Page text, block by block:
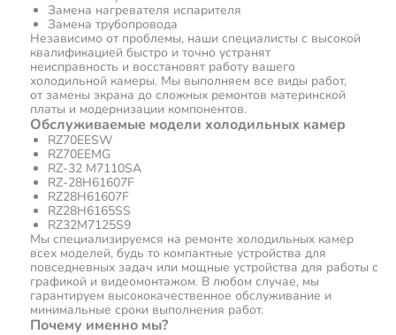
Замена нагревателя испарителя
Замена трубопровода
Независимо от проблемы, наши специалисты с высокой
квалификацией быстро и точно устранят
неисправность и восстановят работу вашего
холодильной камеры. Мы выполняем все виды работ,
от замены экрана до сложных ремонтов материнской
платы и модернизации компонентов.
Обслуживаемые модели холодильных камер
RZ70EESW
RZ70EEMG
RZ-32 M7110SA
RZ-28H61607F
RZ28H61607F
RZ28H6165SS
RZ32M7125S9
Мы специализируемся на ремонте холодильных камер
всех моделей, будь то компактные устройства для
повседневных задач или мощные устройства для работы с
графикой и видеомонтажом. В любом случае, мы
гарантируем высококачественное обслуживание и
минимальные сроки выполнения работ.
Почему именно мы?